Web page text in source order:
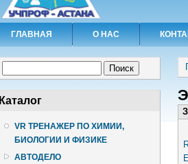
ГЛАВНАЯ О НАС
Каталог
VR ТРЕНАЖЕР ПО ХИМИИ,
БИОЛОГИИ И ФИЗИКЕ
АВТОДЕЛО